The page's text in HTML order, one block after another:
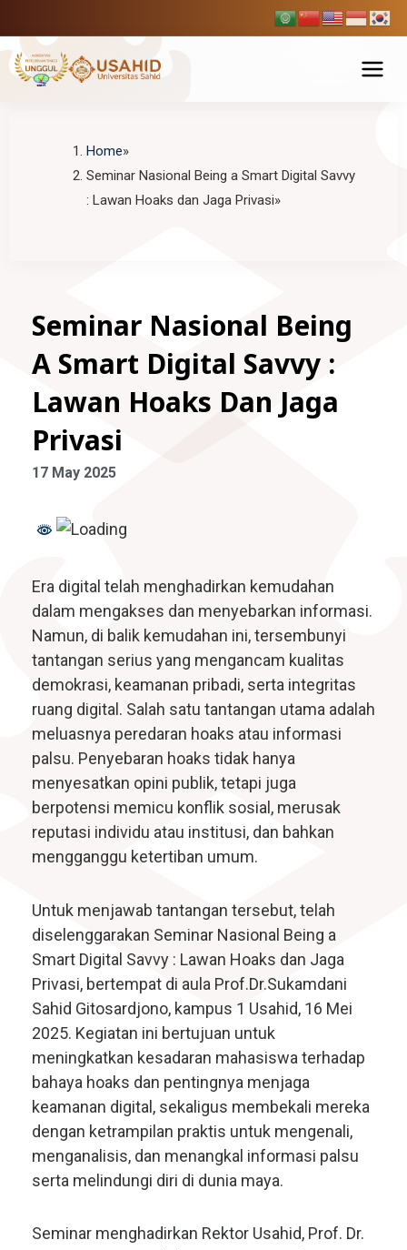
to
content
Profil USAHID
BPMPP Usahid
Program Studi
Pariwisata
Fakultas Ilmu Komunikasi
D-III Broadcasting (Penyiaran)
Ilmu Komunikasi
Fakultas Teknik
Teknik Industri
Teknik Lingkungan
Fakultas Teknologi Pangan & Kesehatan
Teknologi Pangan
Sekolah Pascasarjana
Magister Ilmu Komunikasi
Magister Manajemen
Magister Hukum
Magister Manajemen Lingkungan
Berita Usahid
SIAKAD EDLINK
CETAK KTM
daftar@usahid.ac.id
humas@usahid.ac.id
Mon - Fri: 9:00 - 18:30
Jadi USAHID
People
Home
Seminar Nasional Being a Smart Digital Savvy
: Lawan Hoaks dan Jaga Privasi
Seminar Nasional Being
A Smart Digital Savvy :
Lawan Hoaks Dan Jaga
Privasi
17 May 2025
Era digital telah menghadirkan kemudahan
dalam mengakses dan menyebarkan informasi.
Namun, di balik kemudahan ini, tersembunyi
tantangan serius yang mengancam kualitas
demokrasi, keamanan pribadi, serta integritas
ruang digital. Salah satu tantangan utama adalah
meluasnya peredaran hoaks atau informasi
palsu. Penyebaran hoaks tidak hanya
menyesatkan opini publik, tetapi juga
berpotensi memicu konflik sosial, merusak
reputasi individu atau institusi, dan bahkan
mengganggu ketertiban umum.
Untuk menjawab tantangan tersebut, telah
diselenggarakan Seminar Nasional Being a
Smart Digital Savvy : Lawan Hoaks dan Jaga
Privasi, bertempat di aula Prof.Dr.Sukamdani
Sahid Gitosardjono, kampus 1 Usahid, 16 Mei
2025. Kegiatan ini bertujuan untuk
meningkatkan kesadaran mahasiswa terhadap
bahaya hoaks dan pentingnya menjaga
keamanan digital, sekaligus membekali mereka
dengan ketrampilan praktis untuk mengenali,
menganalisis, dan menangkal informasi palsu
serta melindungi diri di dunia maya.
Seminar menghadirkan Rektor Usahid, Prof. Dr.